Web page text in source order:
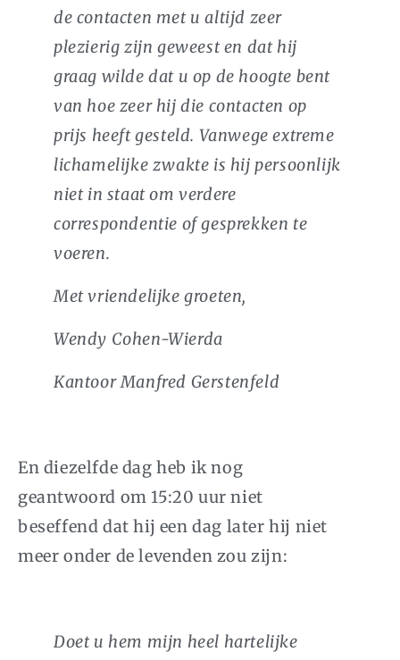
de contacten met u altijd zeer
plezierig zijn geweest en dat hij
graag wilde dat u op de hoogte bent
van hoe zeer hij die contacten op
prijs heeft gesteld. Vanwege extreme
lichamelijke zwakte is hij persoonlijk
niet in staat om verdere
correspondentie of gesprekken te
voeren.
Met vriendelijke groeten,
Wendy Cohen-Wierda
Kantoor Manfred Gerstenfeld
En diezelfde dag heb ik nog
geantwoord om 15:20 uur niet
beseffend dat hij een dag later hij niet
meer onder de levenden zou zijn:
Doet u hem mijn heel hartelijke